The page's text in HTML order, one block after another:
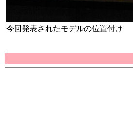
今回発表されたモデルの位置付け